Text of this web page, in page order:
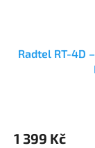
Radtel RT-4D
je
1 399 Kč